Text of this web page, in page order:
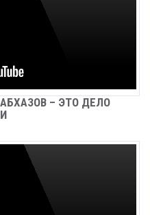
НА
АЭРОПОРТА «СУХУМ»,
ИРАКЛИЙ
МИЛИЦИИ ИЗЪЯЛИ
ОРУЖИЕ И КОРНИ
РАСТЕНИЙ
– ЭТО ДЕЛО